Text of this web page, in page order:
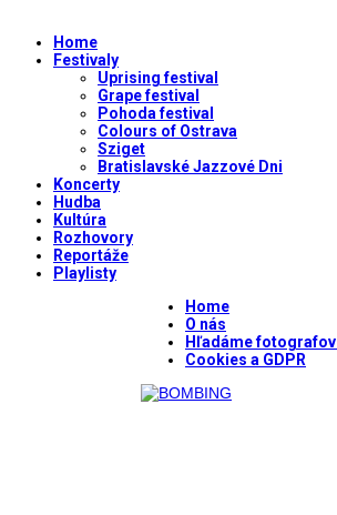
Home
Festivaly
Uprising festival
Grape festival
Pohoda festival
Colours of Ostrava
Sziget
Bratislavské Jazzové Dni
Koncerty
Hudba
Kultúra
Rozhovory
Reportáže
Playlisty
Home
O nás
Hľadáme
Cookies a GDPR